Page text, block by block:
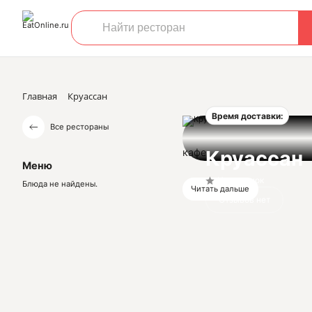
Главная Круассан
Все рестораны
Меню
Блюда не найдены.
Время доставки:
Круассан
кафе
Читать дальше